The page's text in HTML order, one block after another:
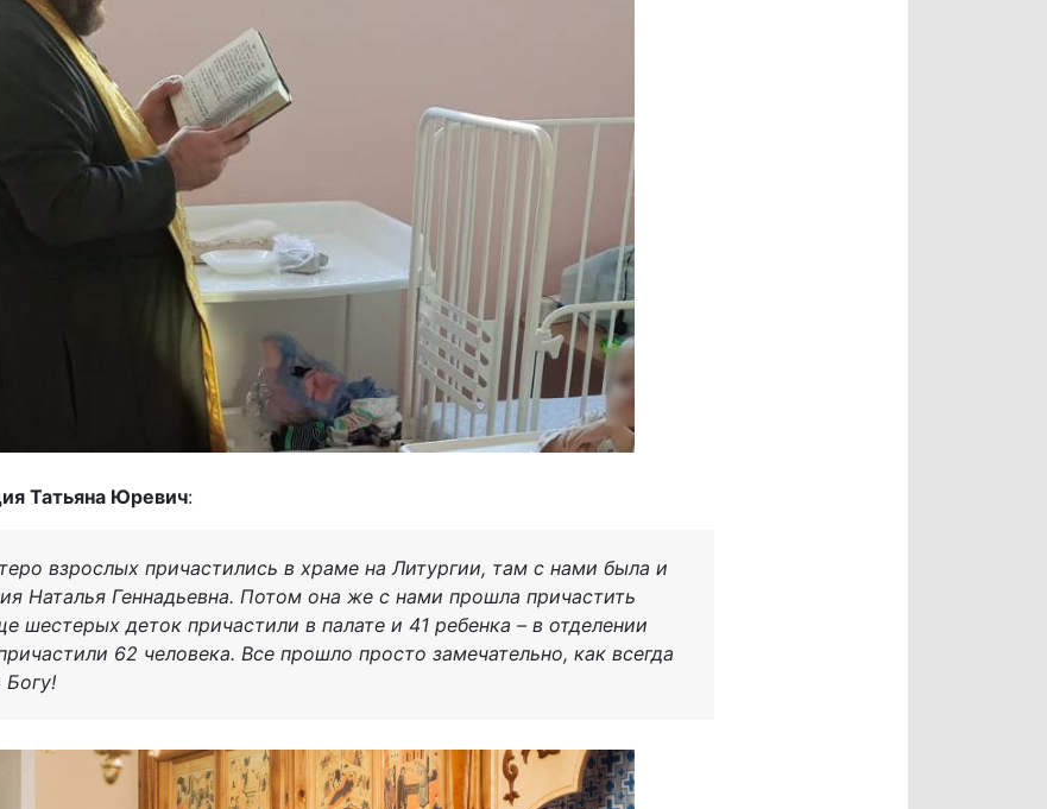
Татьяна Юревич:
взрослых причастились в храме на Литургии, там с нами была и
Наталья Геннадьевна. Потом она же с нами прошла причастить
шестерых деток причастили в палате и 41 ребенка – в отделении
62 человека. Все прошло просто замечательно, как всегда
Богу!